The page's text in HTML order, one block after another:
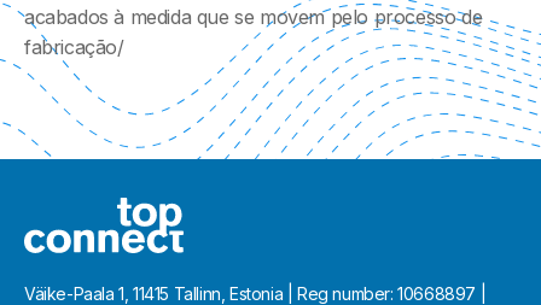
acabados à medida que se movem pelo processo de
fabricação/
Väike-Paala 1, 11415 Tallinn, Estonia | Reg number: 10668897 |